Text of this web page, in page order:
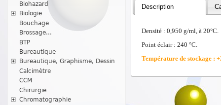
Biohazard
Biologie
Bouchage
Brossage...
BTP
Bureautique
Bureautique, Graphisme, Dessin
Calcimètre
CCM
Chirurgie
Chromatographie
Description
Densité : 0,950 g/ml, à 20°C.
Point éclair : 240 °C.
Température de stockage :